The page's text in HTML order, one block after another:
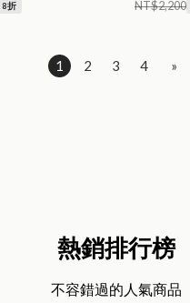
8折
NT$2,200
1 2 3 4 »
熱銷排行榜
不容錯過的人氣商品